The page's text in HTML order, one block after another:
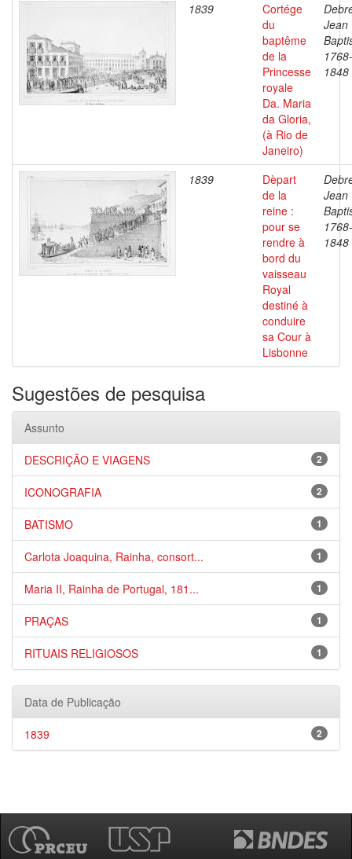
1839
Cortége
du
baptême
de la
Princesse
royale
Da. Maria
da Gloria,
(à Rio de
Janeiro)
Jean
1768-
1848
1839
Dèpart
de la
reine :
pour se
rendre à
bord du
vaisseau
Royal
destiné à
conduire
sa Cour à
Lisbonne
Jean
1768-
1848
Sugestões de pesquisa
Assunto
2
DESCRIÇÃO E VIAGENS
2
ICONOGRAFIA
1
BATISMO
1
Carlota Joaquina, Rainha, consort...
1
Maria II, Rainha de Portugal, 181...
1
PRAÇAS
1
RITUAIS RELIGIOSOS
Data de Publicação
2
1839